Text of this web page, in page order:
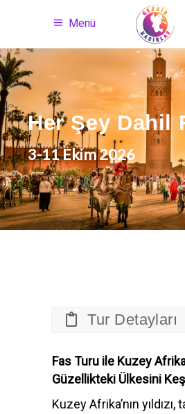
Menü
Her Şey Dahil
3-11 Ekim 2026
Tur Detayları
Fas Turu ile Kuzey
Güzellikteki Ülkesini
Kuzey Afrika’nın yıldızı,